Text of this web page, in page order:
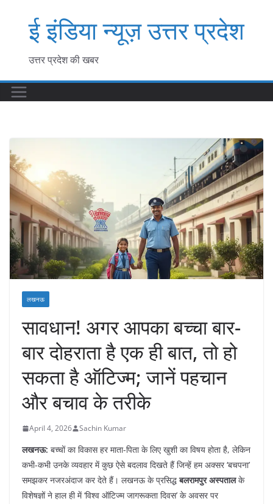
contentई इंडिया न्यूज़ उत्तर प्रदेश
उत्तर प्रदेश की खबर
लखनऊ
सावधान! अगर आपका बच्चा बार-
बार दोहराता है एक ही बात, तो हो
सकता है ऑटिज्म; जानें पहचान
और बचाव के तरीके
April 4, 2026 Sachin Kumar
लखनऊ: बच्चों का विकास हर माता-पिता के लिए खुशी का विषय होता है, लेकिन
कभी-कभी उनके व्यवहार में कुछ ऐसे बदलाव दिखते हैं जिन्हें हम अक्सर ‘बचपना’
समझकर नजरअंदाज कर देते हैं। लखनऊ के प्रसिद्धबलरामपुर अस्पतालके
विशेषज्ञों ने हाल ही में ‘विश्व ऑटिज्म जागरूकता दिवस’ के अवसर पर